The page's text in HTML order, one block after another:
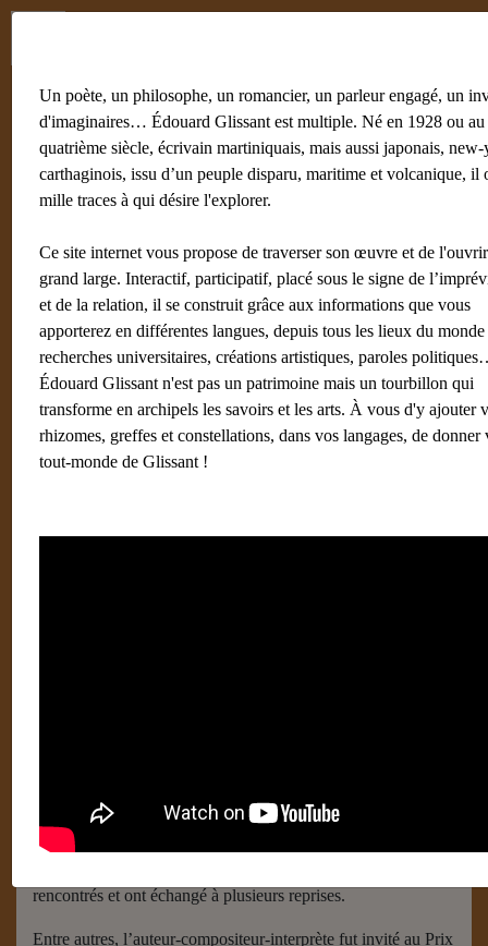
premier poète noir à être publié dans la collection moderne
des éditions Penguin. Linton Kwesi Johnson et Édouard
rencontrés et ont échangé à plusieurs reprises.
Entre autres, l’auteur-compositeur-interprète fut invité au Prix
Un poète, un philosophe, un romancier, un parleur engagé, un
d'imaginaires… Édouard Glissant est multiple. Né en 1928 ou au
quatrième siècle, écrivain martiniquais, mais aussi japonais,
carthaginois, issu d’un peuple disparu, maritime et volcanique, il
mille traces à qui désire l'explorer.
Ce site internet vous propose de traverser son œuvre et de
grand large. Interactif, participatif, placé sous le signe de
et de la relation, il se construit grâce aux informations que vous
apporterez en différentes langues, depuis tous les lieux du monde
recherches universitaires, créations artistiques, paroles
Édouard Glissant n'est pas un patrimoine mais un tourbillon qui
transforme en archipels les savoirs et les arts. À vous d'y ajouter
rhizomes, greffes et constellations, dans vos langages, de donner
tout-monde de Glissant !